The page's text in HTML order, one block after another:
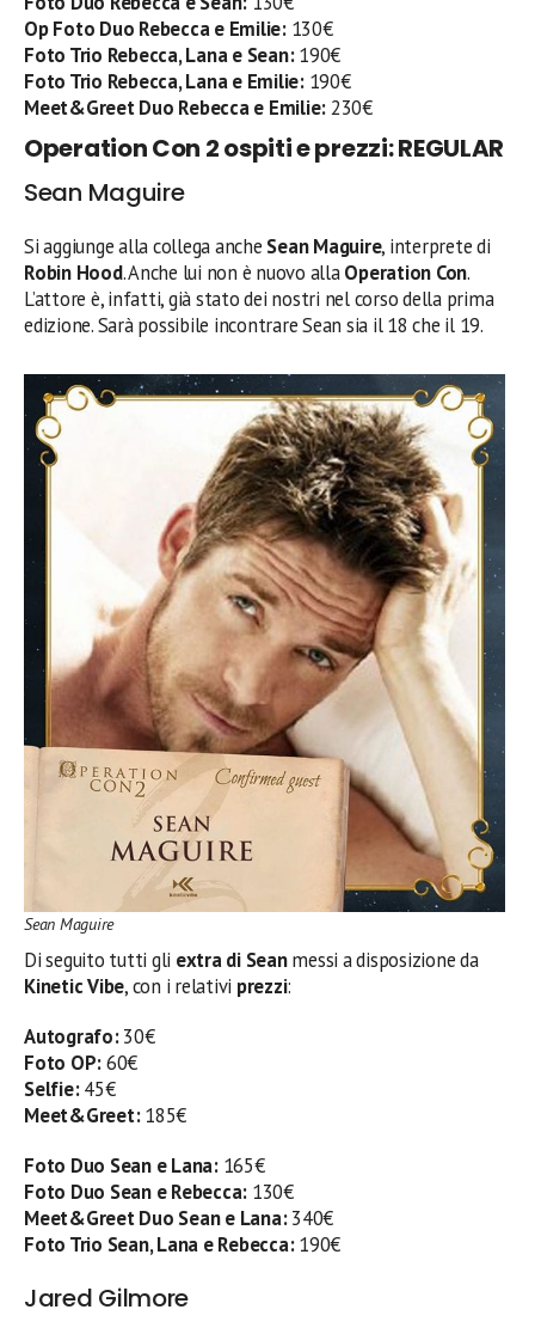
Op Foto Duo Rebecca e Emilie:130€
Foto Trio Rebecca, Lana e Sean:190€
Foto Trio Rebecca, Lana e Emilie:190€
Meet&Greet Duo Rebecca e Emilie:230€
Operation Con 2 ospiti e prezzi: REGULAR
Sean Maguire
Si aggiunge alla collega anche Sean Maguire, interprete di
Robin Hood. Anche lui non è nuovo allaOperation Con.
L’attore è, infatti, già stato dei nostri nel corso della prima
edizione. Sarà possibile incontrare Sean sia il 18 che il 19.
Sean Maguire
Di seguito tutti gli extra di Seanmessi a disposizione da
Kinetic Vibe, con i relativi prezzi:
Autografo:30€
Foto OP:60€
Selfie:45€
Meet&Greet:185€
Foto Duo Sean e Lana:165€
Foto Duo Sean e Rebecca: 130€
Meet&Greet Duo Sean e Lana:340€
Foto Trio Sean, Lana e Rebecca:190€
Jared Gilmore